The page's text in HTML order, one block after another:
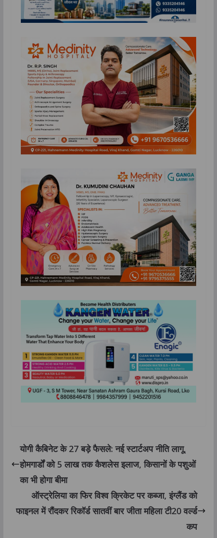
योगी कैबिनेट के 27 बड़े फैसले: नई स्टार्टअप नीति लागू,
होमगार्डों को 5 लाख तक कैशलेस इलाज, किसानों के पशुओं
का भी होगा बीमा
ऑस्ट्रेलिया का फिर विश्व क्रिकेट पर कब्जा, इंग्लैंड को
फाइनल में रौंदकर रिकॉर्ड सातवीं बार जीता महिला टी20 वर्ल्ड
कप